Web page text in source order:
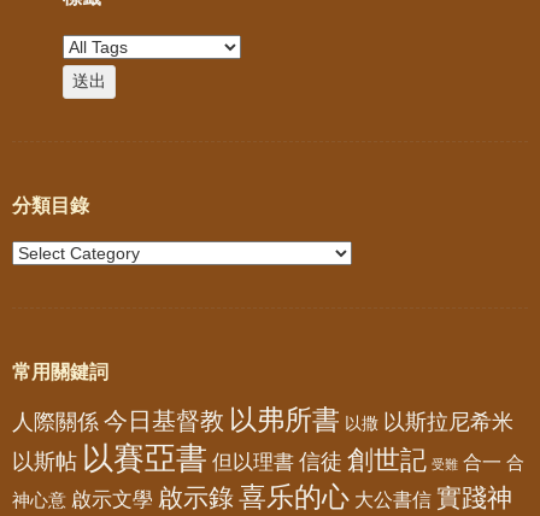
分類目錄
常用關鍵詞
人際關係 今日基督教 以弗所書 以撒 以斯拉尼希米
以斯帖 以賽亞書 但以理書 信徒 創世記 受難 合一 合
神心意 啟示文學 啟示錄喜乐的心 大公書信 實踐神